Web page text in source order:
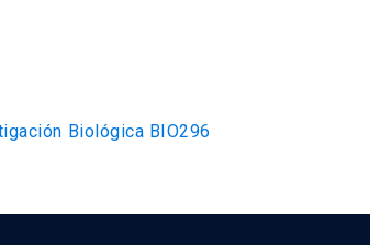
Biológica BIO296